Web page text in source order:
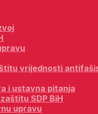
vrijednosti
i ustavna pitanja
SDP BiH
upravu